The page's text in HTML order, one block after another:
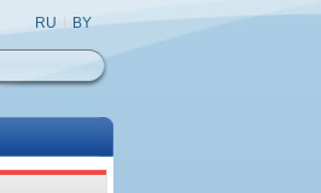
RU BY